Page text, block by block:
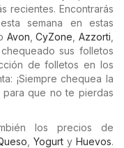
recientes. Encontrarás
semana en estas
Avon ,CyZone Azzorti
sus folletos
de folletos en los
¡Siempre chequea la
que no te pierdas
los precios de
YogurtyHuevos.